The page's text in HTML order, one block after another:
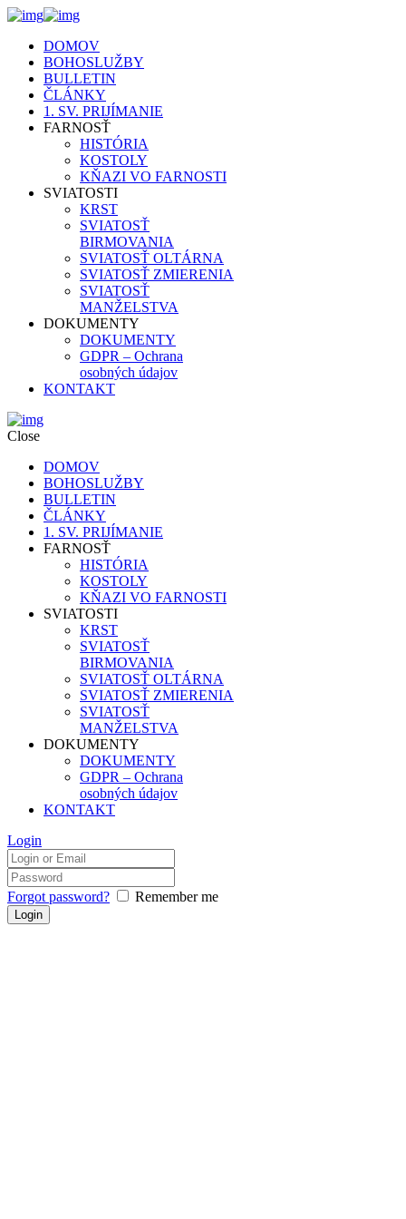
DOMOV
BOHOSLUŽBY
BULLETIN
ČLÁNKY
1. SV. PRIJÍMANIE
FARNOSŤ
HISTÓRIA
KOSTOLY
KŇAZI VO FARNOSTI
SVIATOSTI
KRST
SVIATOSŤ
BIRMOVANIA
SVIATOSŤ OLTÁRNA
SVIATOSŤ ZMIERENIA
SVIATOSŤ
MANŽELSTVA
DOKUMENTY
DOKUMENTY
GDPR – Ochrana
osobných údajov
KONTAKT
Close
DOMOV
BOHOSLUŽBY
BULLETIN
ČLÁNKY
1. SV. PRIJÍMANIE
FARNOSŤ
HISTÓRIA
KOSTOLY
KŇAZI VO FARNOSTI
SVIATOSTI
KRST
SVIATOSŤ
BIRMOVANIA
SVIATOSŤ OLTÁRNA
SVIATOSŤ ZMIERENIA
SVIATOSŤ
MANŽELSTVA
DOKUMENTY
DOKUMENTY
GDPR – Ochrana
osobných údajov
KONTAKT
Login
Forgot password? Remember me